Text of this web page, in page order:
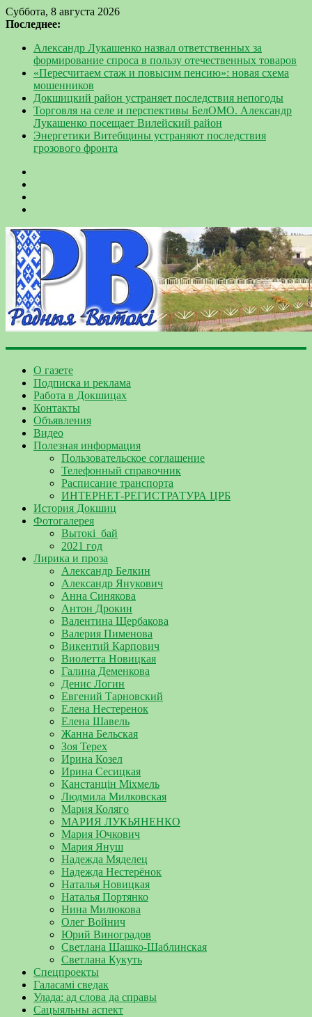
Суббота, 8 августа 2026
Последнее:
Александр Лукашенко назвал ответственных за
формирование спроса в пользу отечественных товаров
«Пересчитаем стаж и повысим пенсию»: новая схема
мошенников
Докшицкий район устраняет последствия непогоды
Торговля на селе и перспективы БелОМО. Александр
Лукашенко посещает Вилейский район
Энергетики Витебщины устраняют последствия
грозового фронта
О газете
Подписка и реклама
Работа в Докшицах
Контакты
Объявления
Видео
Полезная информация
Пользовательское соглашение
Телефонный справочник
Расписание транспорта
ИНТЕРНЕТ-РЕГИСТРАТУРА ЦРБ
История Докшиц
Фотогалерея
Вытокі_бай
2021 год
Лирика и проза
Александр Белкин
Александр Янукович
Анна Синякова
Антон Дрокин
Валентина Щербакова
Валерия Пименова
Викентий Карпович
Виолетта Новицкая
Галина Деменкова
Денис Логин
Евгений Тарновский
Елена Нестеренок
Елена Шавель
Жанна Бельская
Зоя Терех
Ирина Козел
Ирина Сесицкая
Канстанцін Міхмель
Людмила Милковская
Мария Коляго
МАРИЯ ЛУКЬЯНЕНКО
Мария Ючкович
Мария Януш
Надежда Мяделец
Надежда Нестерёнок
Наталья Новицкая
Наталья Портянко
Нина Милюкова
Олег Войнич
Юрий Виноградов
Светлана Шашко-Шаблинская
Светлана Кукуть
Спецпроекты
Галасамі сведак
Улада: ад слова да справы
Сацыяльны аспект